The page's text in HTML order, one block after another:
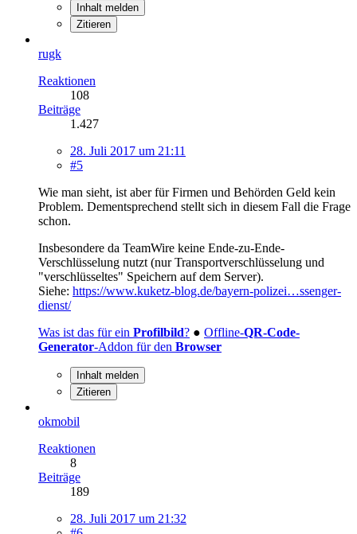
Inhalt melden
Zitieren
rugk
Reaktionen
108
Beiträge
1.427
28. Juli 2017 um 21:11
#5
Wie man sieht, ist aber für Firmen und Behörden Geld kein
Problem. Dementsprechend stellt sich in diesem Fall die Frage
schon.
Insbesondere da TeamWire keine Ende-zu-Ende-
Verschlüsselung nutzt (nur Transportverschlüsselung und
"verschlüsseltes" Speichern auf dem Server).
Siehe: https://www.kuketz-blog.de/bayern-polizei…ssenger-
dienst/
Was ist das für ein Profilbild? ● Offline-QR-Code-
Generator-Addon für den Browser
Inhalt melden
Zitieren
okmobil
Reaktionen
8
Beiträge
189
28. Juli 2017 um 21:32